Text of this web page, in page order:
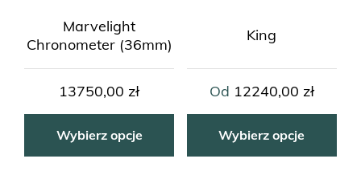
Marvelight
Chronometer (36mm)
13750,00zł
Wybierz opcje
King
Od 12240,00 zł
Wybierz opcje